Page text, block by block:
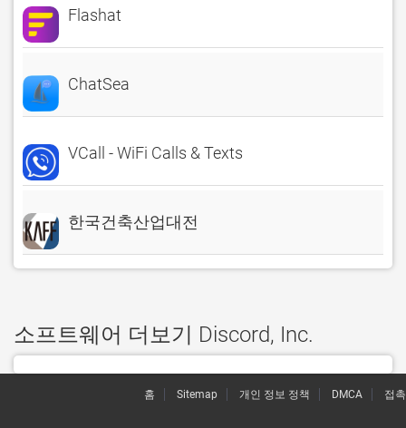
Flashat
ChatSea
VCall - WiFi Calls & Texts
한국건축산업대전
소프트웨어 더보기 Discord, Inc.
홈 Sitemap 개인 정보 정책 DMCA 접촉